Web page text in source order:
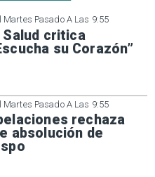
Martes Pasado A Las 9:55
Salud critica
su Corazón”
Martes Pasado A Las 9:55
rechaza
absolución de